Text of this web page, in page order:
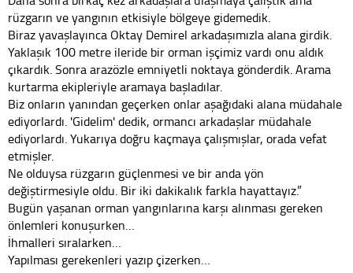
rüzgarın ve yangının etkisiyle bölgeye gidemedik.
Biraz yavaşlayınca Oktay Demirel arkadaşımızla alana girdik.
Yaklaşık 100 metre ileride bir orman işçimiz vardı onu aldık
çıkardık. Sonra arazözle emniyetli noktaya gönderdik. Arama
kurtarma ekipleriyle aramaya başladılar.
Biz onların yanından geçerken onlar aşağıdaki alana müdahale
ediyorlardı. 'Gidelim' dedik, ormancı arkadaşlar müdahale
ediyorlardı. Yukarıya doğru kaçmaya çalışmışlar, orada vefat
etmişler.
Ne olduysa rüzgarın güçlenmesi ve bir anda yön
değiştirmesiyle oldu. Bir iki dakikalık farkla hayattayız.”
Bugün yaşanan orman yangınlarına karşı alınması gereken
önlemleri konuşurken…
İhmalleri sıralarken…
Yapılması gerekenleri yazıp çizerken…